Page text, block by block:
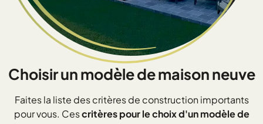
Choisir un modèle de maison neuve
Faites la liste des critères de construction importants
pour vous. Cescritères pour le choix d'un modèle de